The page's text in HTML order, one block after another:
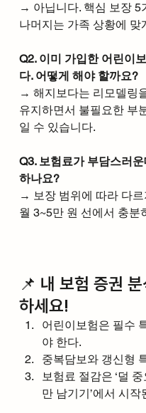
→ 아닙니다. 핵심 보장 5
나머지는 가족 상황에 맞
Q2. 이미 가입한 어린이
다. 어떻게 해야 할까요?
→ 해지보다는 리모델링
유지하면서 불필요한 부
일 수 있습니다.
Q3. 보험료가 부담스러
하나요?
→ 보장 범위에 따라 다
월 3~5만 원 선에서 충분
📌 내 보험 증권
하세요!
어린이보험은 필수
야 한다.
중복담보와 갱신형
보험료 절감은 ‘덜
만 남기기’에서 시작